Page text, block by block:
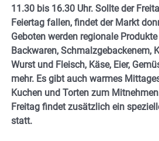
11.30 bis 16.30 Uhr. Sollte der
Feiertag fallen, findet der Markt
Geboten werden regionale
Backwaren, Schmalzgebackenem,
Wurst und Fleisch, Käse, Eier,
mehr. Es gibt auch warmes
Kuchen und Torten zum
Freitag findet zusätzlich ein
statt.